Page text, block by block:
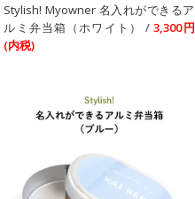
Stylish! Myowner 名入れができるア
ルミ弁当箱（ホワイト） /3,300円
(内税)